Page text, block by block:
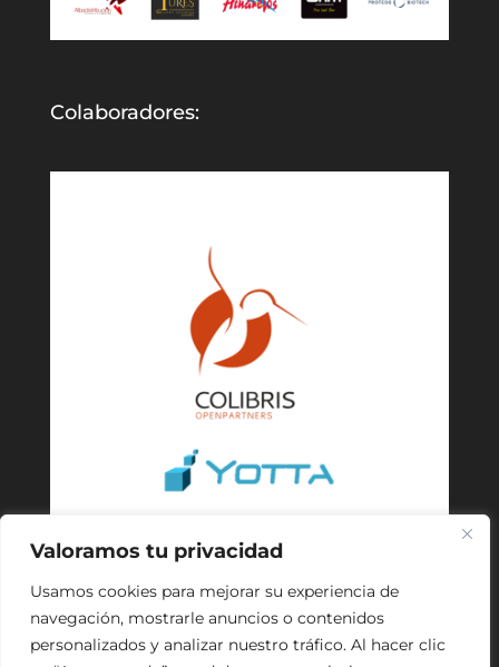
Valoramos tu privacidad
Usamos cookies para mejorar su experiencia de
navegación, mostrarle anuncios o contenidos
personalizados y analizar nuestro tráfico. Al hacer clic
Colaboradores: